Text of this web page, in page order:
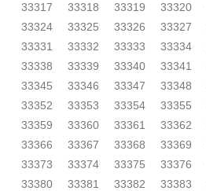
33317
33318 33319 33320
33324
33325 33326 33327
33331
33332 33333 33334
33338
33339 33340 33341
33345
33346 33347 33348
33352
33353 33354 33355
33359
33360 33361 33362
33366
33367 33368 33369
33373
33374 33375 33376
33380
33381 33382 33383